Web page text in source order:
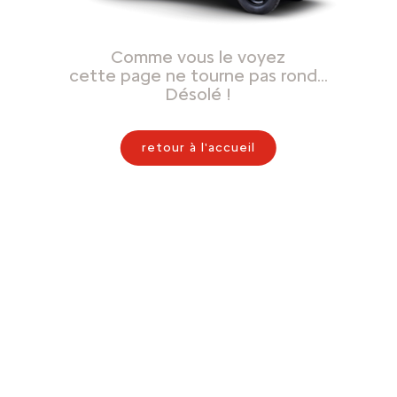
Comme vous le voyez
cette page ne tourne pas rond…
Désolé !
retour à l'accueil